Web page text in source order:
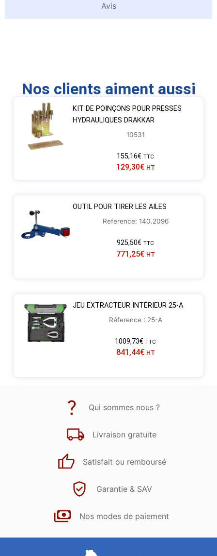
Avis
Nos clients aiment aussi
KIT DE POINÇONS POUR PRESSES
HYDRAULIQUES DRAKKAR
10531
155,16€ TTC
129,30€ HT
OUTIL POUR TIRER LES AILES
Reference: 140.2096
925,50€ TTC
771,25€ HT
JEU EXTRACTEUR INTÉRIEUR 25-A
Réference : 25-A
1009,73€ TTC
841,44€ HT
Qui sommes nous ?
Livraison gratuite
Satisfait ou remboursé
Garantie & SAV
Nos modes de paiement